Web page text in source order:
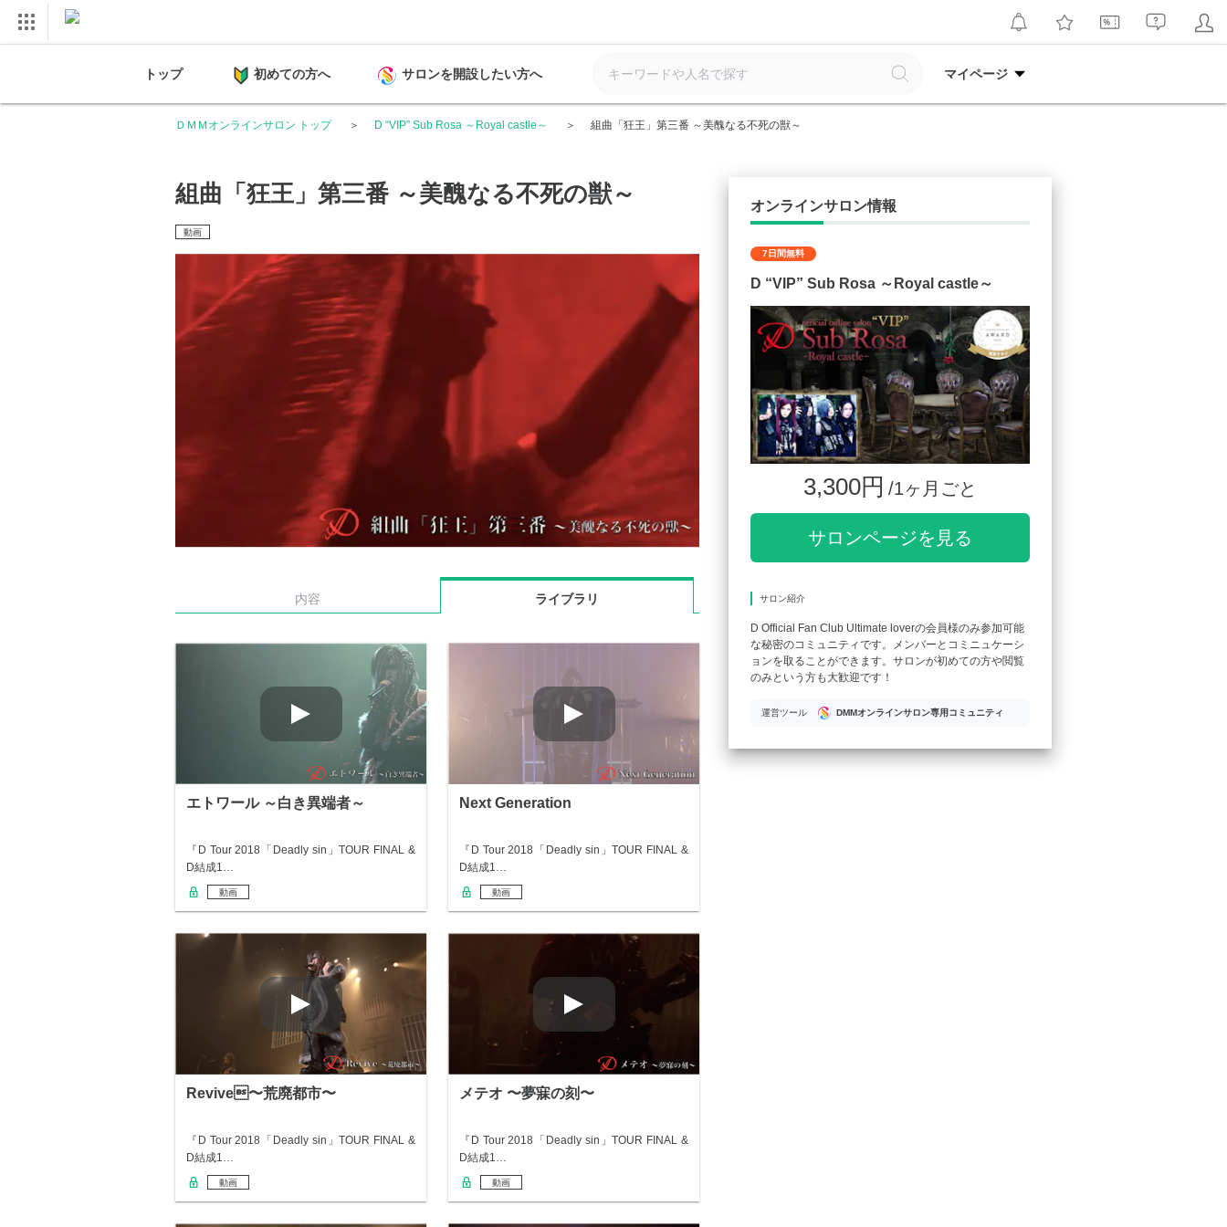
トップ 初めての方へ サロンを開設したい方へ マイページ
ＤＭＭオンラインサロン トップ D “VIP” Sub Rosa ～Royal castle～ 組曲「狂王」第三番 ～美醜なる不死の獣～
組曲「狂王」第三番 ～美醜なる不死の獣～
動画
内容 ライブラリ
エトワール ～白き異端者～
『D Tour 2018「Deadly sin」TOUR FINAL &
D結成1…
動画
Next Generation
『D Tour 2018「Deadly sin」TOUR FINAL &
D結成1…
動画
Revive〜荒廃都市〜
『D Tour 2018「Deadly sin」TOUR FINAL &
D結成1…
動画
メテオ 〜夢寐の刻〜
『D Tour 2018「Deadly sin」TOUR FINAL &
D結成1…
動画
オンラインサロン情報
7日間無料
D “VIP” Sub Rosa ～Royal castle～
3,300円 /1ヶ月ごと
サロンページを見る
サロン紹介
D Official Fan Club Ultimate loverの会員様のみ参加可能
な秘密のコミュニティです。メンバーとコミニュケーシ
ョンを取ることができます。サロンが初めての方や閲覧
のみという方も大歓迎です！
運営ツール DMMオンラインサロン専用コミュニティ